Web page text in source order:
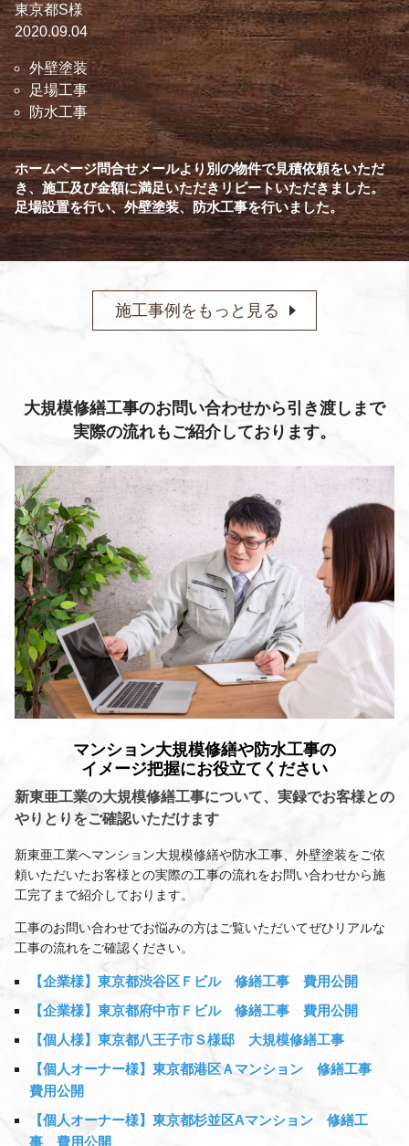
東京都S様
2020.09.04
外壁塗装
足場工事
防水工事
ホームページ問合せメールより別の物件で見積依頼をいただ
き、施工及び金額に満足いただきリピートいただきました。
足場設置を行い、外壁塗装、防水工事を行いました。
施工事例をもっと見る
大規模修繕工事のお問い合わせから引き渡しまで
実際の流れもご紹介しております。
マンション大規模修繕や防水工事の
イメージ把握にお役立てください
新東亜工業の大規模修繕工事について、実録でお客様との
やりとりをご確認いただけます
新東亜工業へマンション大規模修繕や防水工事、外壁塗装をご依
頼いただいたお客様との実際の工事の流れをお問い合わせから施
工完了まで紹介しております。
工事のお問い合わせでお悩みの方はご覧いただいてぜひリアルな
工事の流れをご確認ください。
【企業様】東京都渋谷区Ｆビル 修繕工事 費用公開
【企業様】東京都府中市Ｆビル 修繕工事 費用公開
【個人様】東京都八王子市Ｓ様邸 大規模修繕工事
【個人オーナー様】東京都港区Ａマンション 修繕工事
費用公開
【個人オーナー様】東京都杉並区Aマンション 修繕工
事 費用公開